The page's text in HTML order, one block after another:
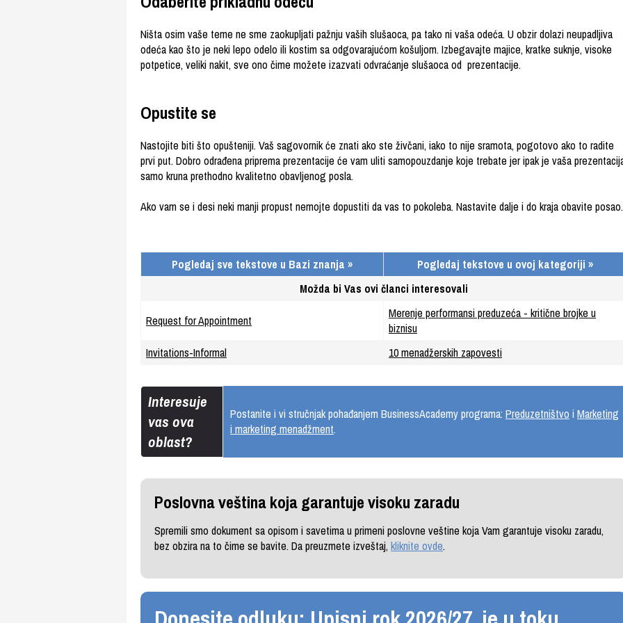
Ništa osim vaše teme ne sme zaokupljati pažnju vaših slušaoca, pa tako ni vaša odeća. U obzir dolazi neupadljiva
odeća kao što je neki lepo odelo ili kostim sa odgovarajućom košuljom. Izbegavajte majice, kratke suknje, visoke
potpetice, veliki nakit, sve ono čime možete izazvati odvraćanje slušaoca od prezentacije.
Opustite se
Nastojite biti što opušteniji. Vaš sagovornik će znati ako ste živčani, iako to nije sramota, pogotovo ako to radite
prvi put. Dobro odrađena priprema prezentacije će vam uliti samopouzdanje koje trebate jer ipak je vaša
samo kruna prethodno kvalitetno obavljenog posla.
Ako vam se i desi neki manji propust nemojte dopustiti da vas to pokoleba. Nastavite dalje i do kraja obavite posao.
Pogledaj sve tekstove u Bazi znanja »
Pogledaj tekstove u ovoj kategoriji »
Možda bi Vas ovi članci interesovali
Request for Appointment
Merenje performansi preduzeća - kritične brojke u
biznisu
Invitations-Informal
10 menadžerskih zapovesti
Interesuje
vas ova
oblast?
Postanite i vi stručnjak pohađanjem BusinessAcademy programa: Preduzetništvo i Marketing
i marketing menadžment.
Poslovna veština koja garantuje visoku zaradu
Spremili smo dokument sa opisom i savetima u primeni poslovne veštine koja Vam garantuje visoku zaradu,
bez obzira na to čime se bavite. Da preuzmete izveštaj, kliknite ovde.